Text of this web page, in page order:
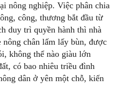
nông nghiệp. Việc phân chia
công, thương bắt đầu từ
duy trì quyền hành thì nhà
chân lấm lấy bùn, được
không thể nào giàu lớn
có bao nhiêu triều đình
dân ở yên một chỗ, kiến